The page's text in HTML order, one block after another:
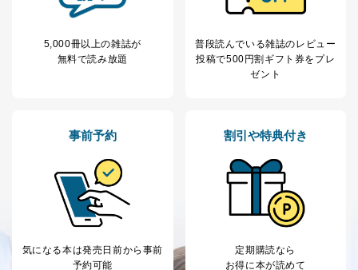
当社にお問合わせ
いただいた方の個
人情報
お問い合わせ対応、トラブル対
質向上のため
カスタマーQ＆Aサイトの投稿内容
ｅメール等による商品、サービ
ス、キャンペーン等の広告に関す
4
採用応募者の方の
個人情報
採用選考、ご連絡のため
当社の従業者の個
人情報
人事、総務などの雇用管理等のた
企業）からの委託
提携企業及びお客様がご購入され
5,000冊以上の雑誌が
無料で読み放題
普段読んでいる雑誌のレビュー
投稿で500円割ギフト券をプレ
ゼント
事前予約
気になる本は発売日前から事前
予約可能
割引や特典付き
定期購読なら
お得に本が読めて